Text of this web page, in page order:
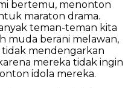
bertemu, menonton
maraton drama.
teman-teman kita
muda berani melawan,
tidak mendengarkan
mereka tidak ingin
idola mereka.